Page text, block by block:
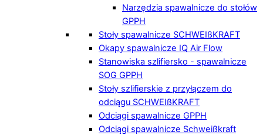
Narzędzia spawalnicze do stołów
GPPH
Stoły spawalnicze SCHWEIßKRAFT
Okapy spawalnicze IQ Air Flow
Stanowiska szlifiersko - spawalnicze
SOG GPPH
Stoły szlifierskie z przyłączem do
odciągu SCHWEIßKRAFT
Odciągi spawalnicze GPPH
Odciągi spawalnicze Schweißkraft